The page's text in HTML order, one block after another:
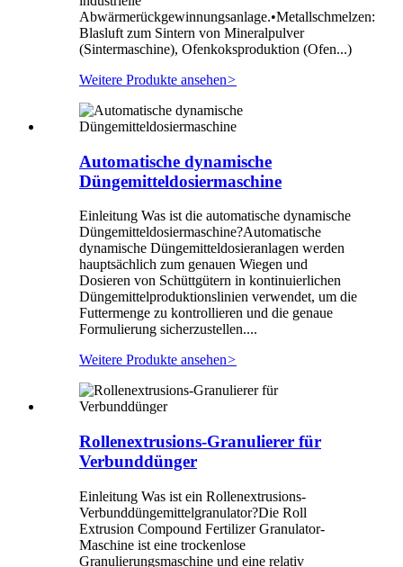
Abwärmerückgewinnungsanlage.•Metallschmelzen:
Blasluft zum Sintern von Mineralpulver
(Sintermaschine), Ofenkoksproduktion (Ofen...)
Weitere Produkte ansehen>
Automatische dynamische
Düngemitteldosiermaschine
Einleitung Was ist die automatische dynamische
Düngemitteldosiermaschine?Automatische
dynamische Düngemitteldosieranlagen werden
hauptsächlich zum genauen Wiegen und
Dosieren von Schüttgütern in kontinuierlichen
Düngemittelproduktionslinien verwendet, um die
Futtermenge zu kontrollieren und die genaue
Formulierung sicherzustellen....
Weitere Produkte ansehen>
Rollenextrusions-Granulierer für
Verbunddünger
Einleitung Was ist ein Rollenextrusions-
Verbunddüngemittelgranulator?Die Roll
Extrusion Compound Fertilizer Granulator-
Maschine ist eine trockenlose
Granulierungsmaschine und eine relativ